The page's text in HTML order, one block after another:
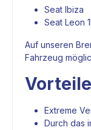
Seat Ibiza
Seat Leon
Auf unseren
Fahrzeug
Extreme
Durch das